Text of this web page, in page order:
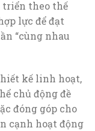
theo thế
lực để đạt
“cùng nhau
kế linh hoạt,
chủ động đề
đóng góp cho
cạnh hoạt động